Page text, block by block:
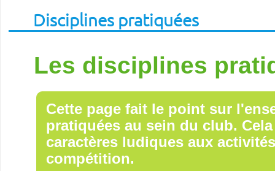
Disciplines pratiquées
Les disciplines
Cette page fait le point sur
pratiquées au sein du club.
caractères ludiques aux
compétition.